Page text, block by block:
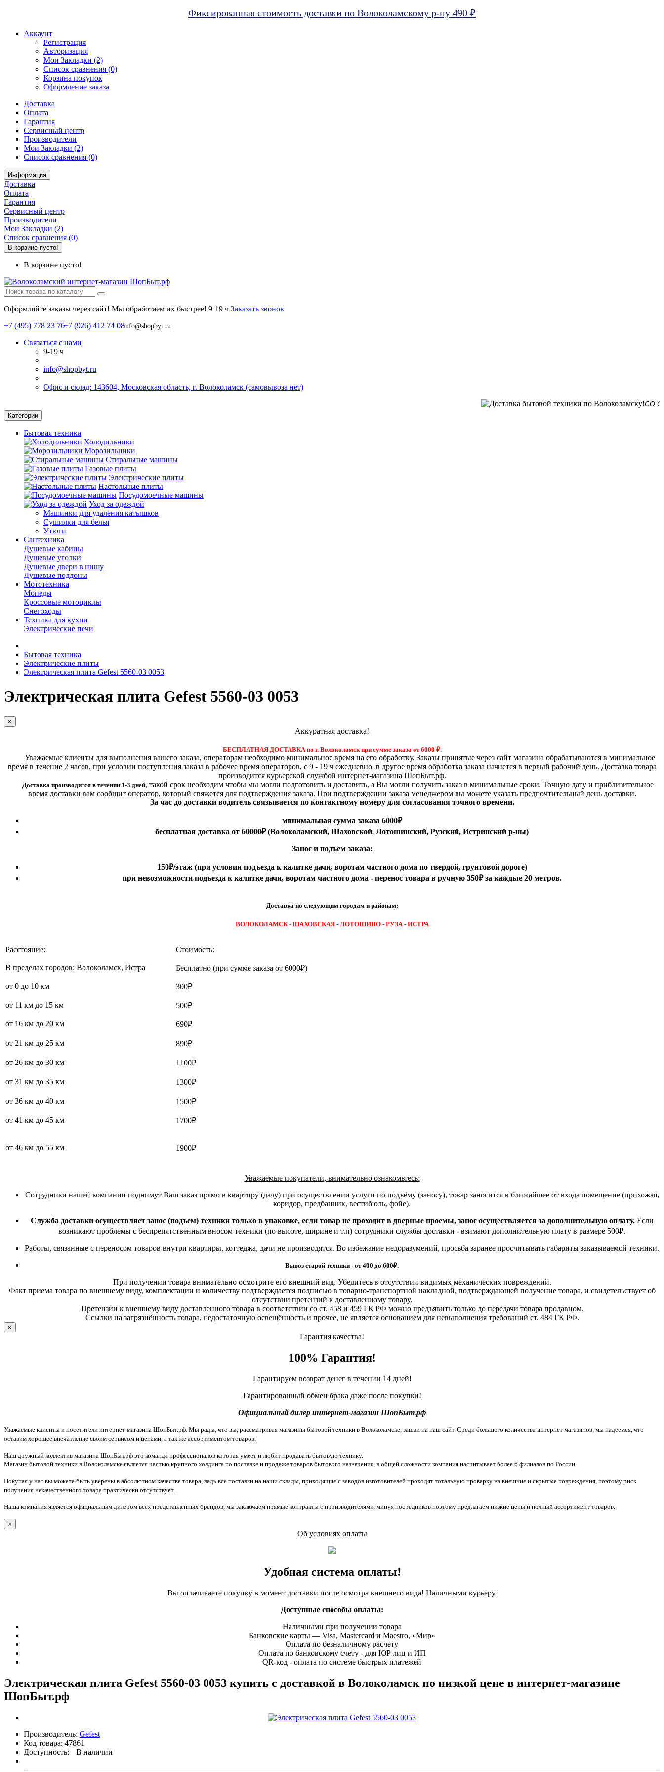
Фиксированная стоимость доставки по Волоколамскому р-ну 490 ₽
Аккаунт
Регистрация
Авторизация
Мои Закладки (2)
Список сравнения (0)
Корзина покупок
Оформление заказа
Доставка
Оплата
Гарантия
Сервисный центр
Производители
Мои Закладки (2)
Список сравнения (0)
Информация
Доставка
Оплата
Гарантия
Сервисный центр
Производители
Мои Закладки (2)
Список сравнения (0)
В корзине пусто!
В корзине пусто!
Оформляйте заказы через сайт! Мы обработаем их быстрее! 9-19 ч Заказать звонок
+7 (495) 778 23 76+7 (926) 412 74 08info@shopbyt.ru
Связаться с нами
9-19 ч
info@shopbyt.ru
Офис и склад: 143604, Московская область, г. Волоколамск (самовывоза нет)
СО СКЛАДА
Категории
Бытовая техника
Холодильники
Морозильники
Стиральные машины
Газовые плиты
Электрические плиты
Настольные плиты
Посудомоечные машины
Уход за одеждой
Машинки для удаления катышков
Сушилки для белья
Утюги
Сантехника
Душевые кабины
Душевые уголки
Душевые двери в нишу
Душевые поддоны
Мототехника
Мопеды
Кроссовые мотоциклы
Снегоходы
Техника для кухни
Электрические печи
Бытовая техника
Электрические плиты
Электрическая плита Gefest 5560-03 0053
Электрическая плита Gefest 5560-03 0053
×
Аккуратная доставка!
БЕСПЛАТНАЯ ДОСТАВКА по г. Волоколамск при сумме заказа от 6000 ₽.
Уважаемые клиенты для выполнения вашего заказа, операторам необходимо минимальное время на его обработку. Заказы принятые через сайт магазина обрабатываются в минимальное
время в течение 2 часов, при условии поступления заказа в рабочее время операторов, с 9 - 19 ч ежедневно, в другое время обработка заказа начнется в первый рабочий день. Доставка товара
производится курьерской службой интернет-магазина ШопБыт.рф.
Доставка производится в течении 1-3 дней, такой срок необходим чтобы мы могли подготовить и доставить, а Вы могли получить заказ в минимальные сроки. Точную дату и приблизительное
время доставки вам сообщит оператор, который свяжется для подтверждения заказа. При подтверждении заказа менеджером вы можете указать предпочтительный день доставки.
За час до доставки водитель связывается по контактному номеру для согласования точного времени.
минимальная сумма заказа 6000₽
бесплатная доставка от 60000₽ (Волоколамский, Шаховской, Лотошинский, Рузский, Истринский р-ны)
Занос и подъем заказа:
150₽/этаж(при условии подъезда к калитке дачи, воротам частного дома по твердой, грунтовой дороге)
при невозможности подъезда к калитке дачи, воротам частного дома - перенос товара в ручную 350₽ за каждые 20 метров.
Доставка по следующим городам и районам:
ВОЛОКОЛАМСК - ШАХОВСКАЯ - ЛОТОШИНО - РУЗА - ИСТРА
Расстояние: Стоимость:
В пределах городов: Волоколамск, Истра Бесплатно (при сумме заказа от 6000₽)
от 0 до 10 км 300₽
от 11 км до 15 км 500₽
от 16 км до 20 км 690₽
от 21 км до 25 км 890₽
от 26 км до 30 км 1100₽
от 31 км до 35 км 1300₽
от 36 км до 40 км 1500₽
от 41 км до 45 км 1700₽
от 46 км до 55 км 1900₽
Уважаемые покупатели, внимательно ознакомьтесь:
Сотрудники нашей компании поднимут Ваш заказ прямо в квартиру (дачу) при осуществлении услуги по подъёму (заносу), товар заносится в ближайшее от входа помещение (прихожая,
коридор, предбанник, вестибюль, фойе).
Служба доставки осуществляет занос (подъем) техники только в упаковке, если товар не проходит в дверные проемы, занос осуществляется за дополнительную оплату. Если
возникают проблемы с беспрепятственным вносом техники (по высоте, ширине и т.п) сотрудники службы доставки - взимают дополнительную плату в размере 500₽.
Работы, связанные с переносом товаров внутри квартиры, коттеджа, дачи не производятся. Во избежание недоразумений, просьба заранее просчитывать габариты заказываемой техники.
Вывоз старой техники - от 400 до 600₽.
При получении товара внимательно осмотрите его внешний вид. Убедитесь в отсутствии видимых механических повреждений.
Факт приема товара по внешнему виду, комплектации и количеству подтверждается подписью в товарно-транспортной накладной, подтверждающей получение товара, и свидетельствует об
отсутствии претензий к доставленному товару.
Претензии к внешнему виду доставленного товара в соответствии со ст. 458 и 459 ГК РФ можно предъявить только до передачи товара продавцом.
Ссылки на загрязнённость товара, недостаточную освещённость и прочее, не является основанием для невыполнения требований ст. 484 ГК РФ.
×
Гарантия качества!
100% Гарантия!
Гарантируем возврат денег в течении 14 дней!
Гарантированный обмен брака даже после покупки!
Официальный дилер интернет-магазин ШопБыт.рф
Уважаемые клиенты и посетители интернет-магазина ШопБыт.рф. Мы рады, что вы, рассматривая магазины бытовой техники в Волоколамске, зашли на наш сайт. Среди большого количества интернет магазинов, мы надеемся, что
оставим хорошее впечатление своим сервисом и ценами, а так же ассортиментом товаров.
Наш дружный коллектив магазина ШопБыт.рф это команда профессионалов которая умеет и любит продавать бытовую технику.
Магазин бытовой техники в Волоколамске является частью крупного холдинга по поставке и продаже товаров бытового назначения, в общей сложности компания насчитывает более 6 филиалов по России.
Покупая у нас вы можете быть уверены в абсолютном качестве товара, ведь все поставки на наши склады, приходящие с заводов изготовителей проходят тотальную проверку на внешние и скрытые повреждения, поэтому риск
получения некачественного товара практически отсутствует.
Наша компания является официальным дилером всех представленных брендов, мы заключаем прямые контракты с производителями, минуя посредников поэтому предлагаем низкие цены и полный ассортимент товаров.
×
Об условиях оплаты
Удобная система оплаты!
Вы оплачиваете покупку в момент доставки после осмотра внешнего вида! Наличными курьеру.
Доступные способы оплаты:
Наличными при получении товара
Банковские карты — Visa, Mastercard и Maestro, «Мир»
Оплата по безналичному расчету
Оплата по банковскому счету - для ЮР лиц и ИП
QR-код - оплата по системе быстрых платежей
Электрическая плита Gefest 5560-03 0053 купить с доставкой в Волоколамск по низкой цене в интернет-магазине
ШопБыт.рф
Производитель: Gefest
Код товара: 47861
Доступность:
В наличии